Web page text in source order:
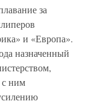
за
и «Европа».
назначенный
с ним